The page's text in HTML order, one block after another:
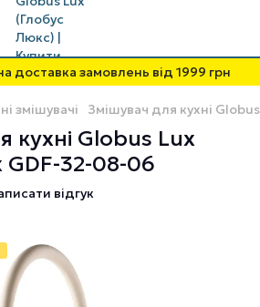
доставка замовлень від 1999 грн
змішувачі Змішувач для кухні
кухні Globus Lux
GDF-32-08-06
відгук